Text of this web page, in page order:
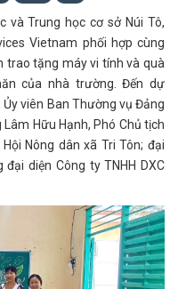
và Trung học cơ sở Núi Tô,
Vietnam phối hợp cùng
trao tặng máy vi tính và quà
của nhà trường. Đến dự
viên Ban Thường vụ Đảng
Lâm Hữu Hạnh, Phó Chủ tịch
Nông dân xã Tri Tôn; đại
diện Công ty TNHH DXC